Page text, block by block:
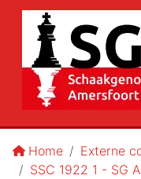
Home Externe
SSC 1922 1 - SG